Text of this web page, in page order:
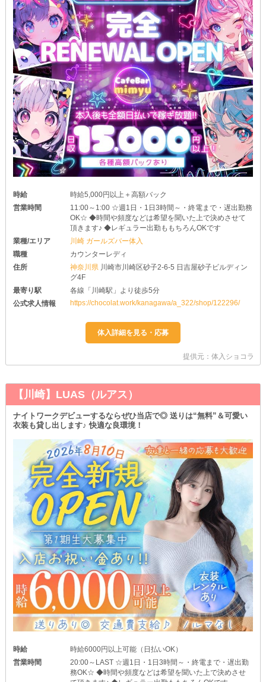
時給
時給5,000円以上＋高額バック
営業時間
11:00～1:00 ☆週1日・1日3時間～・終電まで・遅出勤務
OK☆ ◆時間や頻度などは希望を聞いた上で決めさせて
頂きます♪ ◆レギュラー出勤ももちろんOKです
業種/エリア
川崎 ガールズバー体入
職種
カウンターレディ
住所
神奈川県 川崎市川崎区砂子2-6-5 日吉屋砂子ビルディン
グ4F
最寄り駅
各線「川崎駅」より徒歩5分
公式求人情報
https://chocolat.work/kanagawa/a_322/shop/122296/
提供元：体入ショコラ
【川崎】LUAS（ルアス）
ナイトワークデビューするならぜひ当店で◎ 送りは“無料”＆可愛い
衣装も貸し出します♪ 快適な良環境！
時給
時給6000円以上可能（日払いOK）
営業時間
20:00～LAST ☆週1日・1日3時間～・終電まで・遅出勤
務OK☆ ◆時間や頻度などは希望を聞いた上で決めさせ